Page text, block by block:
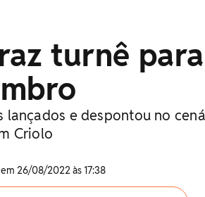
turnê para
e despontou no
Criolo
26/08/2022 às 17:38